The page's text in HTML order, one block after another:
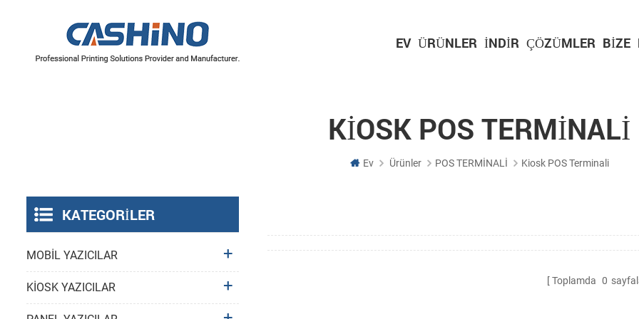
EV ÜRÜNLER İNDIR ÇÖZÜMLER BIZE
KIOSK POS TERMINALI
Ev Ürünler POS TERMİNALİ Kiosk POS Terminali
Toplamda 0
KATEGORILER
MOBİL YAZICILAR
KİOSK YAZICILAR